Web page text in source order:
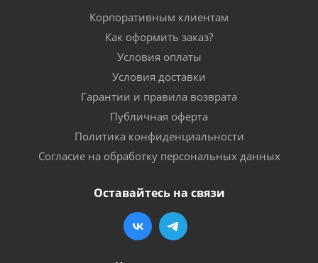
Корпоративным клиентам
Как оформить заказ?
Условия оплаты
Условия доставки
Гарантии и правила возврата
Публичная оферта
Политика конфиденциальности
Согласие на обработку персональных данных
Оставайтесь на связи